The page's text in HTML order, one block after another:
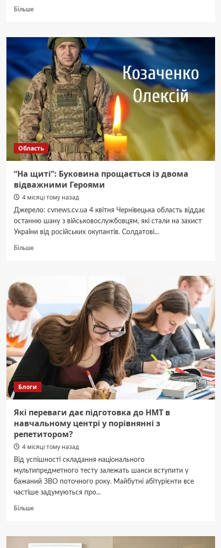
БільшеДокладніше
дегустував
цукерки
Roshen
відео
для
журналу
Elle
Область
“На щиті”: Буковина прощається із двома
відважними Героями
4 місяці тому назад
Джерело: cvnews.cv.ua 4 квітня Чернівецька область віддає
останню шану з військовослужбовцям, які стали на захист
України від російських окупантів. Солдатові...
БільшеДокладніше
прощається
із
двома
відважними
Героями
Блоги
Які переваги дає підготовка до НМТ в
навчальному центрі у порівнянні з
репетитором?
4 місяці тому назад
Від успішності складання національного
мультипредметного тесту залежать шанси вступити у
бажаний ЗВО поточного року. Майбутні абітурієнти все
частіше задумуються про...
БільшеДокладніше
переваги
дає